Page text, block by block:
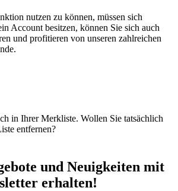
nutzen zu können, müssen sich
Account besitzen, können Sie sich auch
und profitieren von unseren zahlreichen
in Ihrer Merkliste. Wollen Sie tatsächlich
entfernen?
und Neuigkeiten mit
erhalten!